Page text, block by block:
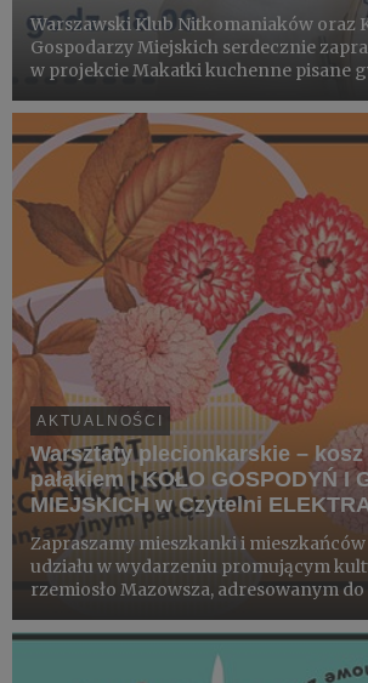
Warszawski Klub Nitkomaniaków oraz
Gospodarzy Miejskich serdecznie
w projekcie Makatki kuchenne pisane
4 listopada 2025 r.
AKTUALNOŚCI
Warsztaty plecionkarskie –
pałąkiem | KOŁO GOSPODYŃ I
MIEJSKICH w Czytelni
Zapraszamy mieszkanki i
udziału w wydarzeniu promującym
rzemiosło Mazowsza, adresowanym
kultura tradycyjna prezentowana
autentycznej formie, jak...